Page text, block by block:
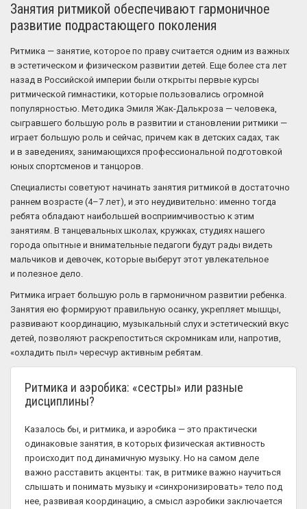
Занятия ритмикой обеспечивают гармоничное
развитие подрастающего поколения
Ритмика — занятие, которое по праву считается одним из важных
в эстетическом и физическом развитии детей. Еще более ста лет
назад в Российской империи были открыты первые курсы
ритмической гимнастики, которые пользовались огромной
популярностью. Методика Эмиля Жак-Далькроза — человека,
сыгравшего большую роль в развитии и становлении ритмики —
играет большую роль и сейчас, причем как в детских садах, так
и в заведениях, занимающихся профессиональной подготовкой
юных спортсменов и танцоров.
Специалисты советуют начинать занятия ритмикой в достаточно
раннем возрасте (4–7 лет), и это неудивительно: именно тогда
ребята обладают наибольшей восприимчивостью к этим
занятиям. В танцевальных школах, кружках, студиях нашего
города опытные и внимательные педагоги будут рады видеть
мальчиков и девочек, которые выберут этот увлекательное
и полезное дело.
Ритмика играет большую роль в гармоничном развитии ребенка.
Занятия ею формируют правильную осанку, укрепляет мышцы,
развивают координацию, музыкальный слух и эстетический вкус
детей, позволяют раскрепоститься скромникам или, напротив,
«охладить пыл» чересчур активным ребятам.
Ритмика и аэробика: «сестры» или разные
дисциплины?
Казалось бы, и ритмика, и аэробика — это практически
одинаковые занятия, в которых физическая активность
происходит под динамичную музыку. Но на самом деле
важно расставить акценты: так, в ритмике важно научиться
слышать и понимать музыку и «синхронизировать» тело под
нее, развивая координацию, а смысл аэробики заключается